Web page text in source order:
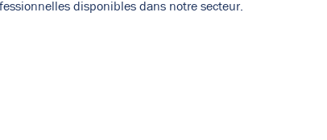
disponibles dans notre secteur.